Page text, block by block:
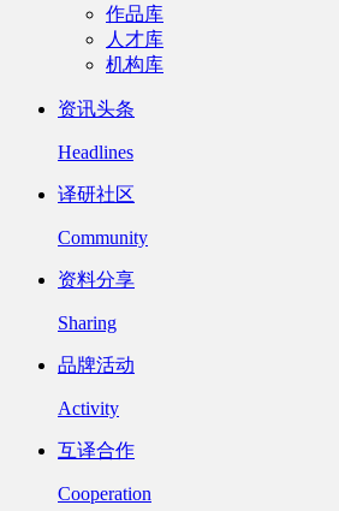
作品库
人才库
机构库
资讯头条
Headlines
译研社区
Community
资料分享
Sharing
品牌活动
Activity
互译合作
Cooperation